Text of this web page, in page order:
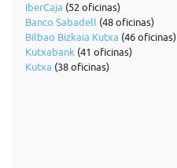
IberCaja (52 oficinas)
Banco Sabadell (48 oficinas)
Bilbao Bizkaia Kutxa (46 oficinas)
Kutxabank (41 oficinas)
Kutxa (38 oficinas)